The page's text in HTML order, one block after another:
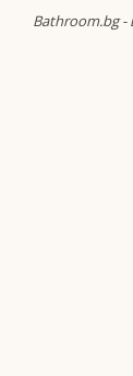
Bathroom.bg -